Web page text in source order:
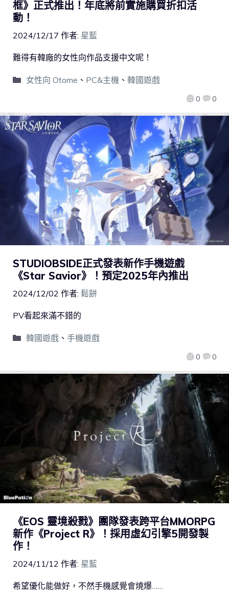
框》正式推出！年底將前實施購買折扣活
動！
2024/12/17 作者: 星藍
0 0
難得有韓廠的女性向作品支援中文呢！
女性向 Otome 、 PC&主機 、 韓國遊戲
STUDIOBSIDE正式發表新作手機遊戲
《Star Savior》！預定2025年內推出
2024/12/02 作者: 鬆餅
0 0
PV看起來滿不錯的
韓國遊戲、 手機遊戲
《EOS 靈境殺戮》團隊發表跨平台MMORPG
新作《Project R》！採用虛幻引擎5開發製
作！
2024/11/12 作者: 星藍
希望優化能做好，不然手機感覺會燒爆……